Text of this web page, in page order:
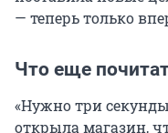
— теперь только
Что еще
«Нужно три
открыла магазин,